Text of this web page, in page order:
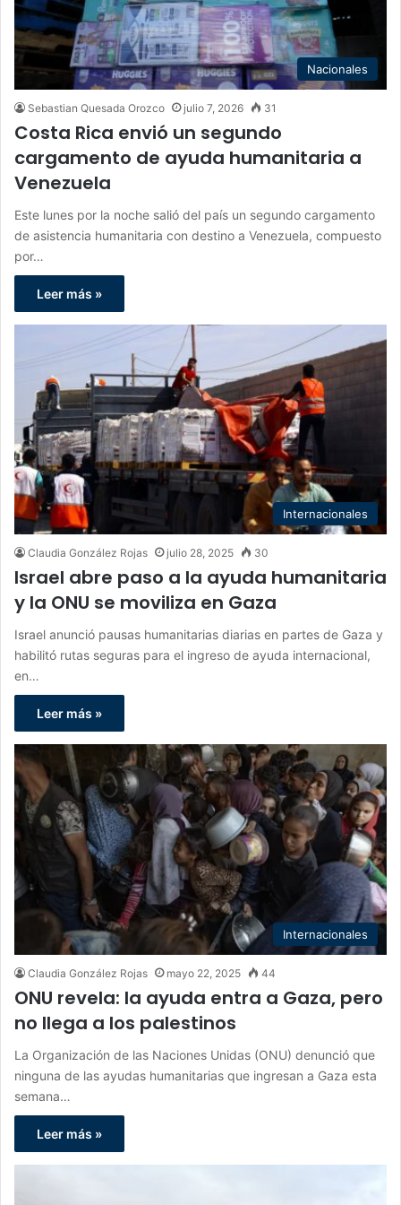
Nacionales
Sebastian Quesada Orozco julio 7, 2026 31
Costa Rica envió un segundo
cargamento de ayuda humanitaria a
Venezuela
Este lunes por la noche salió del país un segundo cargamento
de asistencia humanitaria con destino a Venezuela, compuesto
por…
Leer más »
Internacionales
Claudia González Rojas julio 28, 2025 30
Israel abre paso a la ayuda humanitaria
y la ONU se moviliza en Gaza
Israel anunció pausas humanitarias diarias en partes de Gaza y
habilitó rutas seguras para el ingreso de ayuda internacional,
en…
Leer más »
Internacionales
Claudia González Rojas mayo 22, 2025 44
ONU revela: la ayuda entra a Gaza, pero
no llega a los palestinos
La Organización de las Naciones Unidas (ONU) denunció que
ninguna de las ayudas humanitarias que ingresan a Gaza esta
semana…
Leer más »